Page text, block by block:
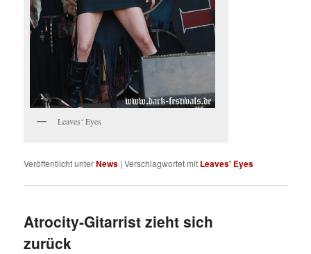
Leaves‘ Eyes
Veröffentlicht unterNews |Verschlagwortet mit Leaves' Eyes
Atrocity-Gitarrist zieht sich
zurück